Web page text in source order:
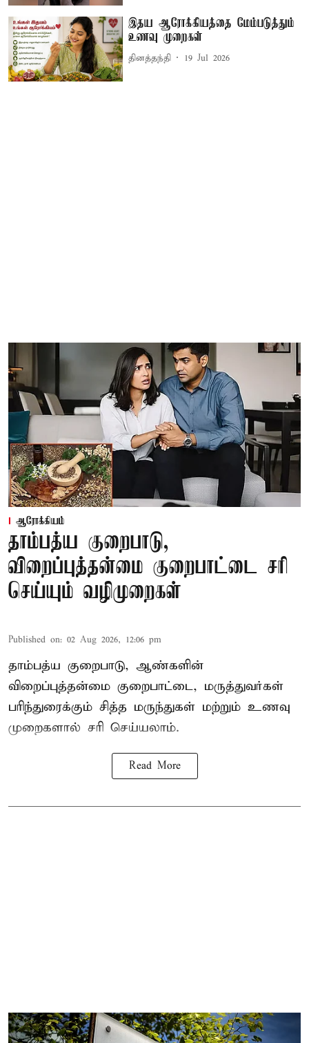
இதய ஆரோக்கியத்தை மேம்படுத்தும்
உணவு முறைகள்
தினத்தந்தி 19 Jul 2026
ஆரோக்கியம்
தாம்பத்ய குறைபாடு,
விறைப்புத்தன்மை குறைபாட்டை சரி
செய்யும் வழிமுறைகள்
Published on: 02 Aug 2026, 12:06 pm
தாம்பத்ய குறைபாடு, ஆண்களின்
விறைப்புத்தன்மை குறைபாட்டை, மருத்துவர்கள்
பரிந்துரைக்கும் சித்த மருந்துகள் மற்றும் உணவு
முறைகளால் சரி செய்யலாம்.
Read More